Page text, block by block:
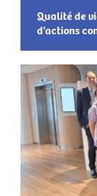
Qualité de
d’actions